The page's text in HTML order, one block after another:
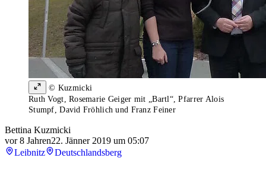
© Kuzmicki
Ruth Vogt, Rosemarie Geiger mit „Bartl“, Pfarrer Alois
Stumpf, David Fröhlich und Franz Feiner
Bettina Kuzmicki
vor 8 Jahren22. Jänner 2019 um 05:07
Leibnitz
Deutschlandsberg